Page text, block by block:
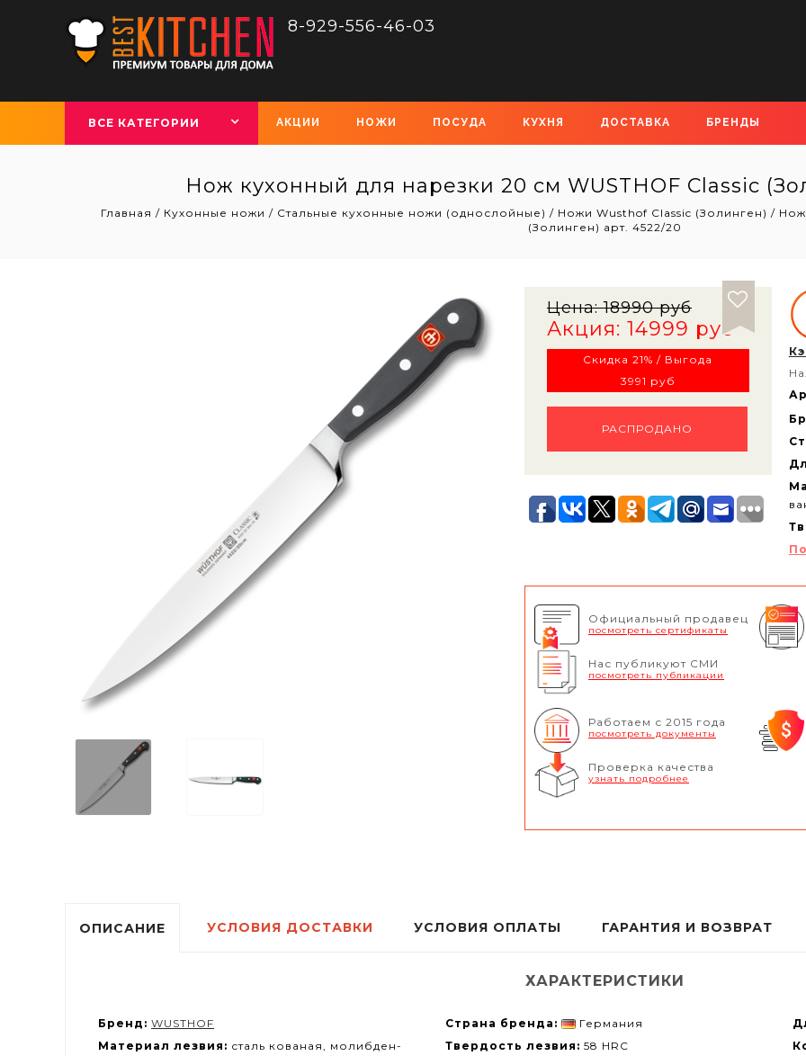
8-929-556-46-03
ВСЕ КАТЕГОРИИ АКЦИИ НОЖИ ПОСУДА КУХНЯ ДОСТАВКА БРЕНДЫ
Нож кухонный для нарезки 20 см WUSTHOF Classic
Главная / Кухонные ножи / Стальные кухонные ножи (однослойные) / Ножи Wusthof Classic (Золинген) / Нож
(Золинген) арт. 4522/20
Цена: 18990 руб
Акция: 14999 руб
Скидка 21% / Выгода
3991 руб
РАСПРОДАНО
Официальный продавец
посмотреть сертификаты
Нас публикуют СМИ
посмотреть публикации
Работаем с 2015 года
посмотреть документы
Проверка качества
узнать подробнее
ОПИСАНИЕ
ХАРАКТЕРИСТИКИ
Бренд: WUSTHOF Страна бренда: Германия
Материал лезвия: сталь кованая, молибден-
Твердость лезвия: 58 HRC
УСЛОВИЯ ДОСТАВКИ УСЛОВИЯ ОПЛАТЫ ГАРАНТИЯ И ВОЗВРАТ